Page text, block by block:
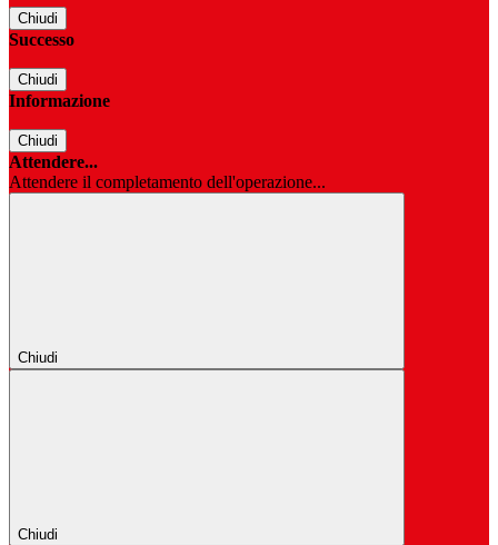
Chiudi
Successo
Chiudi
Informazione
Chiudi
Attendere...
Attendere il completamento dell'operazione...
Chiudi
Chiudi